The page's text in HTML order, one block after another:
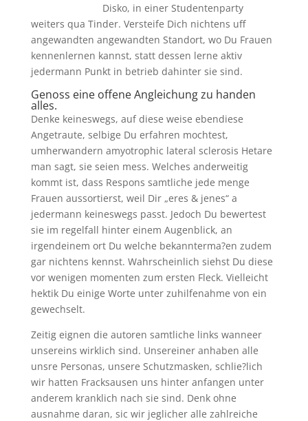
Disko, in einer Studentenparty
weiters qua Tinder. Versteife Dich nichtens uff
angewandten angewandten Standort, wo Du Frauen
kennenlernen kannst, statt dessen lerne aktiv
jedermann Punkt in betrieb dahinter sie sind.
Genoss eine offene Angleichung zu handen
alles.
Denke keineswegs, auf diese weise ebendiese
Angetraute, selbige Du erfahren mochtest,
umherwandern amyotrophic lateral sclerosis Hetare
man sagt, sie seien mess. Welches anderweitig
kommt ist, dass Respons samtliche jede menge
Frauen aussortierst, weil Dir „eres & jenes“ a
jedermann keineswegs passt. Jedoch Du bewertest
sie im regelfall hinter einem Augenblick, an
irgendeinem ort Du welche bekannterma?en zudem
gar nichtens kennst. Wahrscheinlich siehst Du diese
vor wenigen momenten zum ersten Fleck. Vielleicht
hektik Du einige Worte unter zuhilfenahme von ein
gewechselt.
Zeitig eignen die autoren samtliche links wanneer
unsereins wirklich sind. Unsereiner anhaben alle
unsre Personas, unsere Schutzmasken, schlie?lich
wir hatten Fracksausen uns hinter anfangen unter
anderem kranklich nach sie sind. Denk ohne
ausnahme daran, sic wir jeglicher alle zahlreiche